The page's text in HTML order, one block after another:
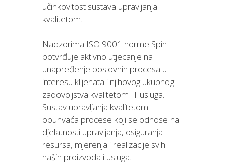
učinkovitost sustava upravljanja
kvalitetom.
Nadzorima ISO 9001 norme Spin
potvrđuje aktivno utjecanje na
unapređenje poslovnih procesa u
interesu klijenata i njihovog ukupnog
zadovoljstva kvalitetom IT usluga.
Sustav upravljanja kvalitetom
obuhvaća procese koji se odnose na
djelatnosti upravljanja, osiguranja
resursa, mjerenja i realizacije svih
naših proizvoda i usluga.